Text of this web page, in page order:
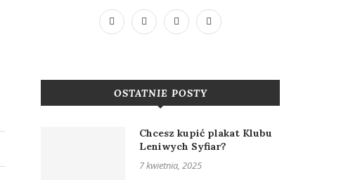
OSTATNIE POSTY
Chcesz kupić plakat Klubu
Leniwych Syfiar?
7 kwietnia, 2025